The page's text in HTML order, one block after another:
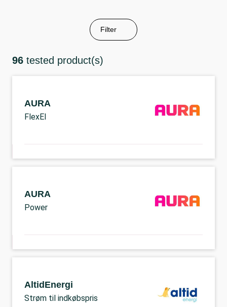
Filter
96 tested product(s)
AURA
FlexEl
AURA
Power
AltidEnergi
Strøm til indkøbspris